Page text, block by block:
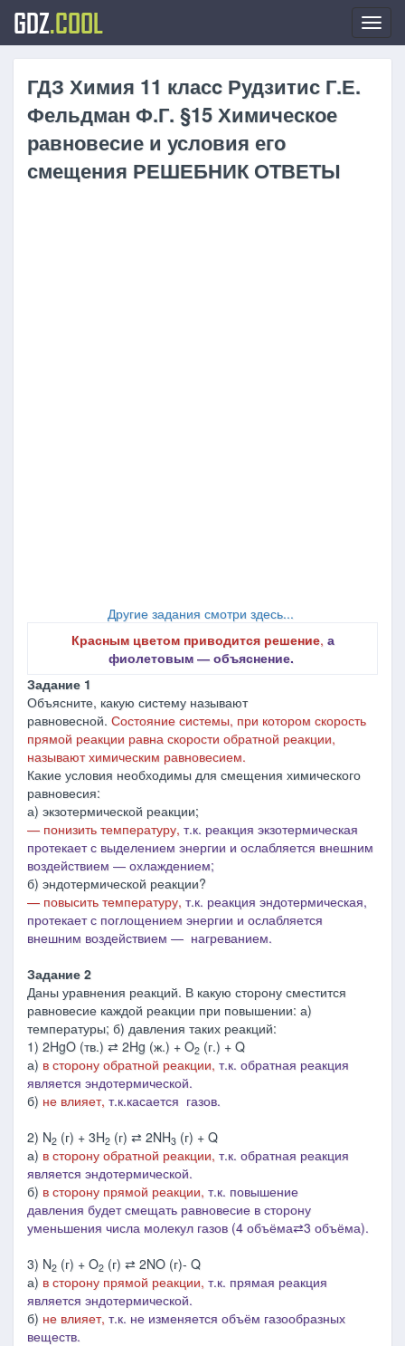
GDZ.COOL
ГДЗ Химия 11 класc Рудзитис Г.Е.
Фельдман Ф.Г. §15 Химическое
равновесие и условия его
смещения РЕШЕБНИК ОТВЕТЫ
Другие задания смотри здесь...
Красным цветом приводится решение, а
фиолетовым ― объяснение.
Задание 1
Объясните, какую систему называют
равновесной. Состояние системы, при котором скорость
прямой реакции равна скорости обратной реакции,
называют химическим равновесием.
Какие условия необходимы для смещения химического
равновесия:
а) экзотермической реакции;
— понизить температуру, т.к. реакция экзотермическая
протекает с выделением энергии и ослабляется внешним
воздействием ― охлаждением;
б) эндотермической реакции?
— повысить температуру, т.к. реакция эндотермическая,
протекает с поглощением энергии и ослабляется
внешним воздействием ― нагреванием.
Задание 2
Даны уравнения реакций. В какую сторону сместится
равновесие каждой реакции при повышении: а)
температуры; б) давления таких реакций:
1) 2HgO (тв.) ⇄ 2Hg (ж.) + O2 (г.) + Q
а) в сторону обратной реакции, т.к. обратная реакция
является эндотермической.
б) не влияет, т.к.касается газов.
2) N2 (г) + 3H2 (г) ⇄ 2NH3 (г) + Q
а) в сторону обратной реакции, т.к. обратная реакция
является эндотермической.
б) в сторону прямой реакции, т.к. повышение
давления будет смещать равновесие в сторону
уменьшения числа молекул газов (4 объёма⇄3 объёма).
3) N2 (г) + O2 (г) ⇄ 2NO (г)- Q
а) в сторону прямой реакции, т.к. прямая реакция
является эндотермической.
б) не влияет, т.к. не изменяется объём газообразных
веществ.